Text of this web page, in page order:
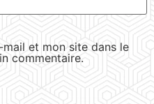
et mon site dans le
commentaire.